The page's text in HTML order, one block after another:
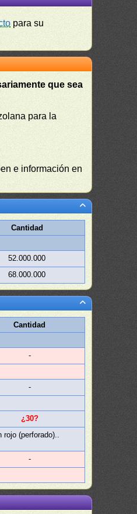
para su
que sea
para la
e información en
Cantidad
52.000.000
68.000.000
Cantidad
-
-
¿30?
rojo (perforado)..
-